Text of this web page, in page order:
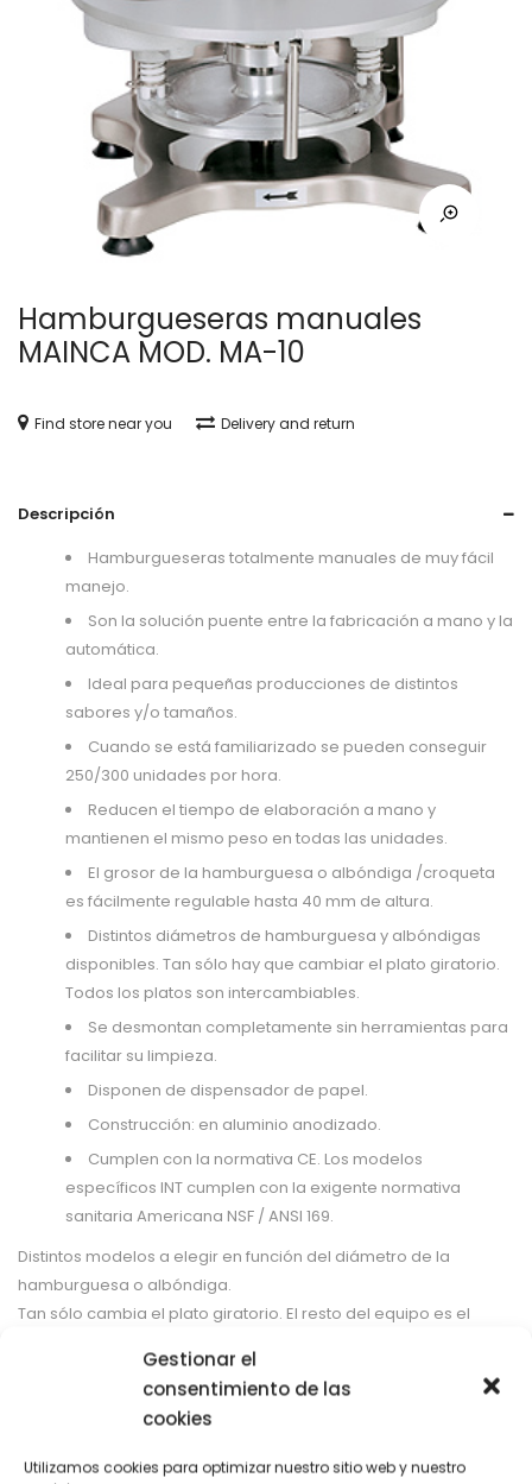
Gestionar el
consentimiento de las
cookies
Utilizamos cookies para optimizar nuestro sitio web y nuestro
Hamburgueseras manuales
MAINCA MOD. MA-10
Find store near you Delivery and return
Descripción
Hamburgueseras totalmente manuales de muy fácil
manejo.
Son la solución puente entre la fabricación a mano y la
automática.
Ideal para pequeñas producciones de distintos
sabores y/o tamaños.
Cuando se está familiarizado se pueden conseguir
250/300 unidades por hora.
Reducen el tiempo de elaboración a mano y
mantienen el mismo peso en todas las unidades.
El grosor de la hamburguesa o albóndiga /croqueta
es fácilmente regulable hasta 40 mm de altura.
Distintos diámetros de hamburguesa y albóndigas
disponibles. Tan sólo hay que cambiar el plato giratorio.
Todos los platos son intercambiables.
Se desmontan completamente sin herramientas para
facilitar su limpieza.
Disponen de dispensador de papel.
Construcción: en aluminio anodizado.
Cumplen con la normativa CE. Los modelos
específicos INT cumplen con la exigente normativa
sanitaria Americana NSF / ANSI 169.
Distintos modelos a elegir en función del diámetro de la
hamburguesa o albóndiga.
Tan sólo cambia el plato giratorio. El resto del equipo es el
precisan distintos diámetros.
equipo con un plato para 10 albóndigas/croquetas de